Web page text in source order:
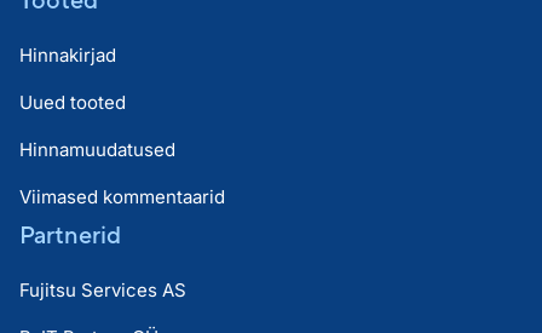
Hinnakirjad
Uued tooted
Hinnamuudatused
Viimased kommentaarid
Partnerid
Fujitsu Services AS